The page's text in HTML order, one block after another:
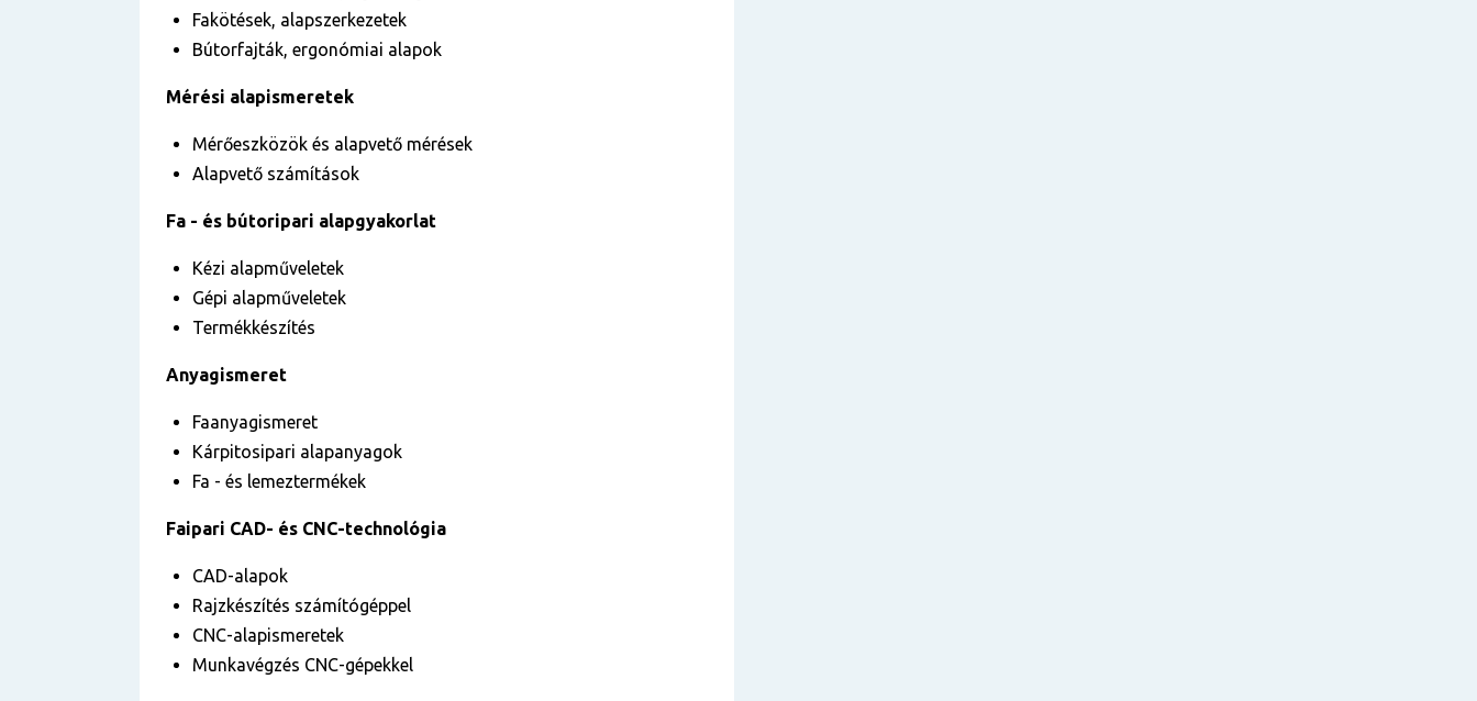
Fakötések, alapszerkezetek
Bútorfajták, ergonómiai alapok
Mérési alapismeretek
Mérőeszközök és alapvető mérések
Alapvető számítások
Fa - és bútoripari alapgyakorlat
Kézi alapműveletek
Gépi alapműveletek
Termékkészítés
Anyagismeret
Faanyagismeret
Kárpitosipari alapanyagok
Fa - és lemeztermékek
Faipari CAD- és CNC-technológia
CAD-alapok
Rajzkészítés számítógéppel
CNC-alapismeretek
Munkavégzés CNC-gépekkel